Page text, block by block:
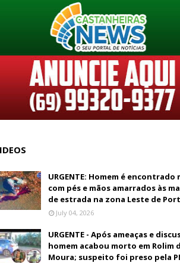
URGENTE: Homem é encontrado
com pés e mãos amarrados às
de estrada na zona Leste de
July 04, 2026
URGENTE - Após ameaças e
homem acabou morto em Rolim
Moura; suspeito foi preso pela